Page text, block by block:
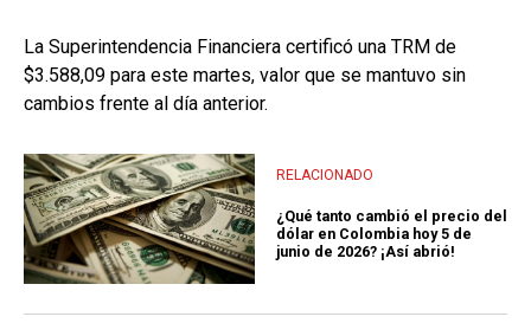
La Superintendencia Financiera certificó una TRM de
$3.588,09 para este martes, valor que se mantuvo sin
cambios frente al día anterior.
RELACIONADO
¿Qué tanto cambió el precio del
dólar en Colombia hoy 5 de
junio de 2026? ¡Así abrió!